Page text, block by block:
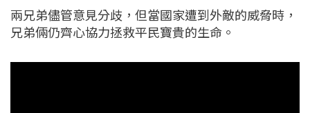
兩兄弟儘管意見分歧，但當國家遭到外敵的威脅時，
兄弟倆仍齊心協力拯救平民寶貴的生命。